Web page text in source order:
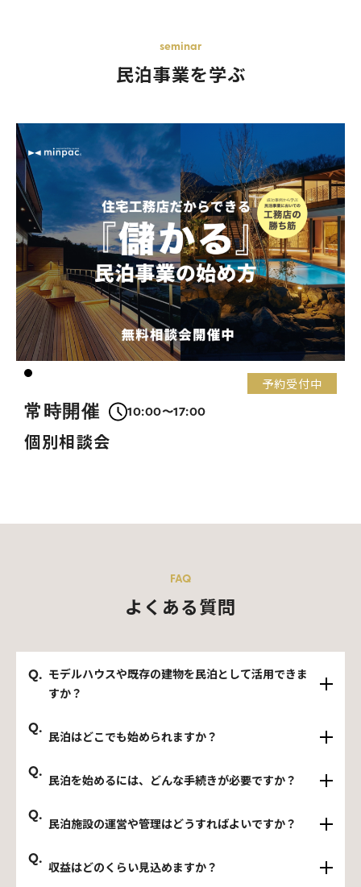
民泊事業を学ぶ
seminar
個別相談会
予約受付中
常時開催 10:00〜17:00
よくある質問
FAQ
Q. モデルハウスや既存の建物を民泊として活用できま
すか？
Q. 民泊はどこでも始められますか？
Q. 民泊を始めるには、どんな手続きが必要ですか？
Q. 民泊施設の運営や管理はどうすればよいですか？
Q. 収益はどのくらい見込めますか？